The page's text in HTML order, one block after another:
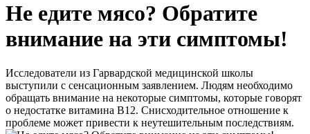
Не едите мясо? Обратите
внимание на эти симптомы!
Исследователи из Гарвардской медицинской школы
выступили с сенсационным заявлением. Людям необходимо
обращать внимание на некоторые симптомы, которые говорят
о недостатке витамина B12. Снисходительное отношение к
проблеме может привести к неутешительным последствиям.